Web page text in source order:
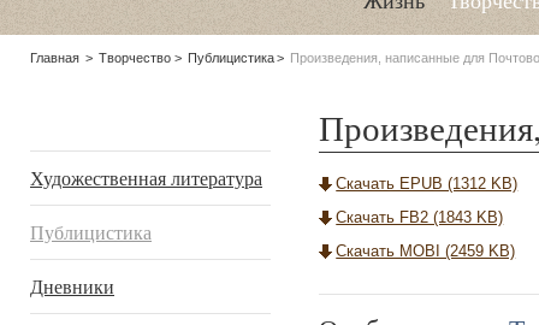
Родительские
Главная Творчество Публицистика Произведения, написанные для
Художественная литература
Публицистика
Дневники
Скачать EPUB (1312 KB)
Скачать FB2 (1843 KB)
Скачать MOBI (2459 KB)